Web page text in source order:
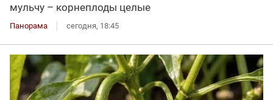
мульчу – корнеплоды целые
Панорама сегодня, 18:45